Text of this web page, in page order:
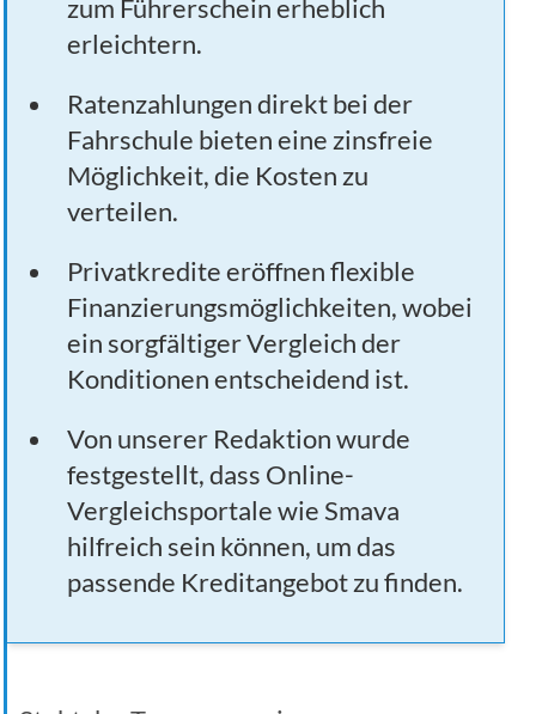
zum Führerschein erheblich
erleichtern.
Ratenzahlungen direkt bei der
Fahrschule bieten eine zinsfreie
Möglichkeit, die Kosten zu
verteilen.
Privatkredite eröffnen flexible
Finanzierungsmöglichkeiten, wobei
ein sorgfältiger Vergleich der
Konditionen entscheidend ist.
Von unserer Redaktion wurde
festgestellt, dass Online-
Vergleichsportale wie Smava
hilfreich sein können, um das
passende Kreditangebot zu finden.